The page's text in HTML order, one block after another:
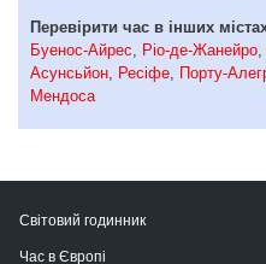
Перевірити час в інших
Буенос-Айрес, Ріо-де-Жанейро,
Асунсьйон, Ресіфе, Порту-
Мендоса
Світовий годинник
Час в Європі